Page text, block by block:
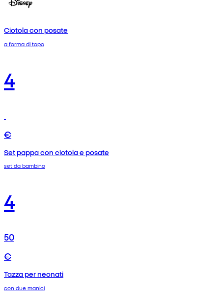
Ciotola con posate
a forma di topo
4
€
Set pappa con ciotola e posate
set da bambino
4
50
€
Tazza per neonati
con due manici